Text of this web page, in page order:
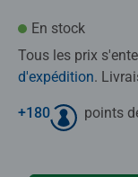
En stock
Tous les prix
d'expédition.
+180 points